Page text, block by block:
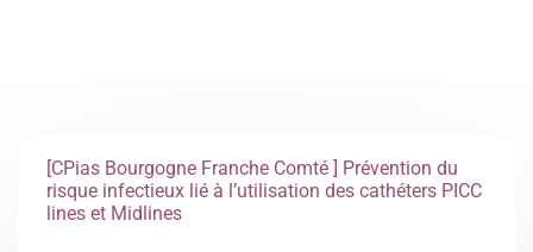
[CPias Bourgogne Franche Comté ] Prévention du
risque infectieux lié à l’utilisation des cathéters PICC
lines et Midlines